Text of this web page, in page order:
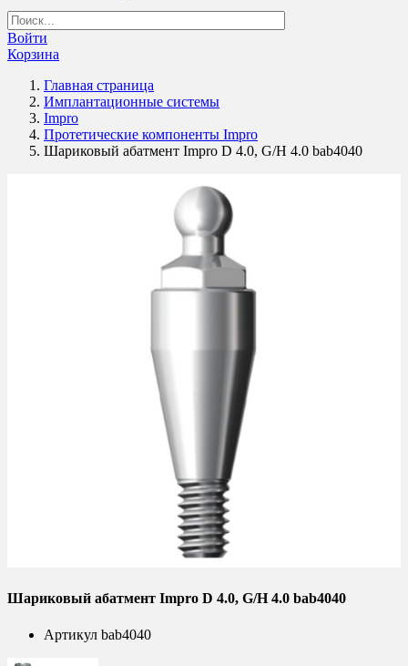
Войти
Корзина
Главная страница
Имплантационные системы
Impro
Протетические компоненты Impro
Шариковый абатмент Impro D 4.0, G/H 4.0 bab4040
Шариковый абатмент Impro D 4.0, G/H 4.0 bab4040
Артикул bab4040